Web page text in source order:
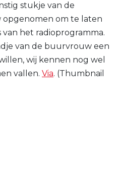
stukje van de
om te laten
van het radioprogramma.
van de buurvrouw een
wij kennen nog wel
vallen. Via. (Thumbnail